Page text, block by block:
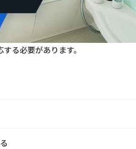
る必要があります。